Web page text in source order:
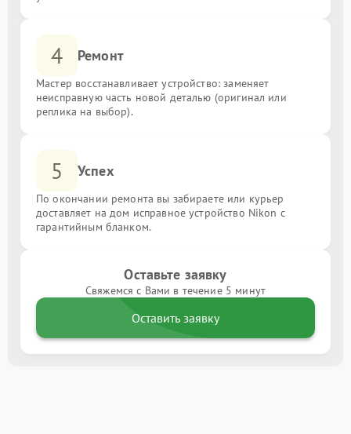
4 Ремонт
Мастер восстанавливает устройство: заменяет
неисправную часть новой деталью (оригинал или
реплика на выбор).
5 Успех
По окончании ремонта вы забираете или курьер
доставляет на дом исправное устройство Nikon с
гарантийным бланком.
Оставьте заявку
Свяжемся с Вами в течение 5 минут
Оставить заявку